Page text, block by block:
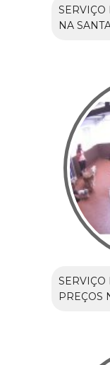
SERVIÇO
NA
SERVIÇO
PREÇOS